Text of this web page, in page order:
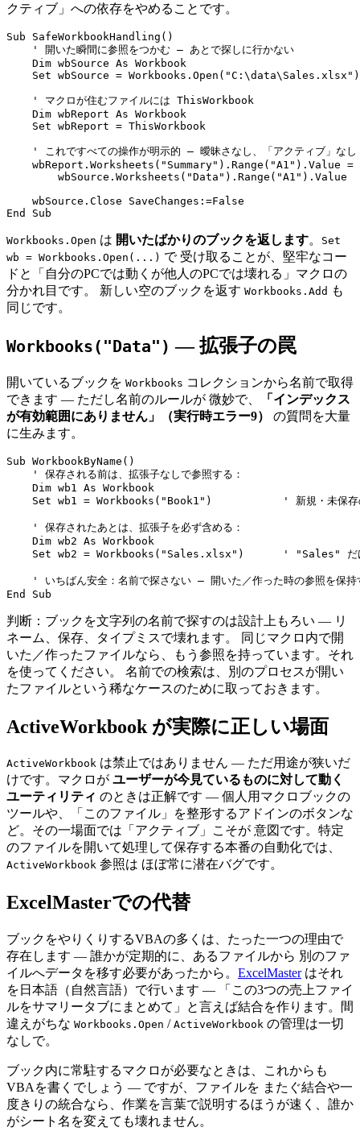
クティブ」への依存をやめることです。
Sub SafeWorkbookHandling()
    ' 開いた瞬間に参照をつかむ — あとで探しに行かない
    Dim wbSource As Workbook
    Set wbSource = Workbooks.Open("C:\data\Sales.xlsx")
    ' マクロが住むファイルには ThisWorkbook
    Dim wbReport As Workbook
    Set wbReport = ThisWorkbook
    ' これですべての操作が明示的 — 曖昧さなし、「アクティブ」なし
wbReport.Worksheets("Summary").Range("A1").Value =
        wbSource.Worksheets("Data").Range("A1").Value
    wbSource.Close SaveChanges:=False
Workbooks.Open は 開いたばかりのブックを返します。
Set
wb = Workbooks.Open(...) で 受け取ることが、堅牢なコー
ドと「自分のPCでは動くが他人のPCでは壊れる」マクロの
分かれ目です。 新しい空のブックを返す Workbooks.Add も
同じです。
Workbooks("Data") — 拡張子の罠
開いているブックを Workbooks コレクションから名前で取得
できます — ただし名前のルールが 微妙で、
「インデックス
が有効範囲にありません」（実行時エラー9）
の質問を大量
に生みます。
Sub WorkbookByName()
    ' 保存される前は、拡張子なしで参照する：
    Dim wb1 As Workbook
Set wb1 = Workbooks("Book1")           ' 新規・未保存
    ' 保存されたあとは、拡張子を必ず含める：
    Dim wb2 As Workbook
Set wb2 = Workbooks("Sales.xlsx")      ' "Sales" だ
' いちばん安全：名前で探さない — 開いた／作った時の参照を保持
判断：ブックを文字列の名前で探すのは設計上もろい — リ
ネーム、保存、タイプミスで壊れます。 同じマクロ内で開
いた／作ったファイルなら、もう参照を持っています。それ
を使ってください。 名前での検索は、別のプロセスが開い
たファイルという稀なケースのために取っておきます。
ActiveWorkbook が実際に正しい場面
ActiveWorkbook は禁止ではありません — ただ用途が狭いだ
けです。マクロが ユーザーが今見ているものに対して動く
ユーティリティ のときは正解です — 個人用マクロブックの
ツールや、「このファイル」を整形するアドインのボタンな
ど。その一場面では「アクティブ」こそが 意図です。特定
のファイルを開いて処理して保存する本番の自動化では、
ActiveWorkbook 参照は ほぼ常に潜在バグです。
ExcelMasterでの代替
ブックをやりくりするVBAの多くは、たった一つの理由で
存在します — 誰かが定期的に、あるファイルから 別のファ
イルへデータを移す必要があったから。 ExcelMasterはそれ
を日本語（自然言語）で行います — 「この3つの売上ファイ
ルをサマリータブにまとめて」と言えば結合を作ります。間
違えがちな Workbooks.Open / ActiveWorkbook の管理は一切
なしで。
ブック内に常駐するマクロが必要なときは、これからも
VBAを書くでしょう — ですが、ファイルを またぐ結合や一
度きりの統合なら、作業を言葉で説明するほうが速く、誰か
がシート名を変えても壊れません。